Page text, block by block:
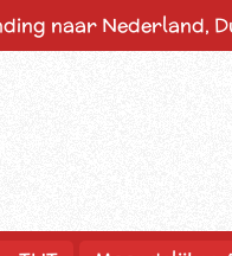
naar Nederland,